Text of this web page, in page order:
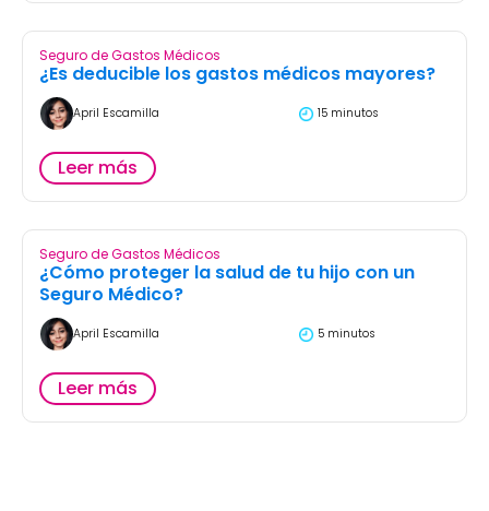
Seguro de Gastos Médicos
¿Es deducible los gastos médicos mayores?
April Escamilla 15 minutos
Leer más
Seguro de Gastos Médicos
¿Cómo proteger la salud de tu hijo con un
Seguro Médico?
April Escamilla 5 minutos
Leer más